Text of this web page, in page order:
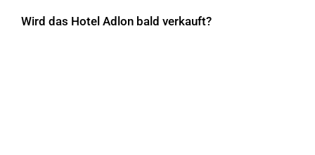
Wird das Hotel Adlon bald verkauft?